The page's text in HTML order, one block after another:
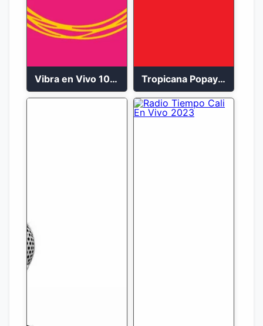
Vibra en Vivo 104.9 FM Bogotá Tropicana Popayán en vivo 106.1 FM